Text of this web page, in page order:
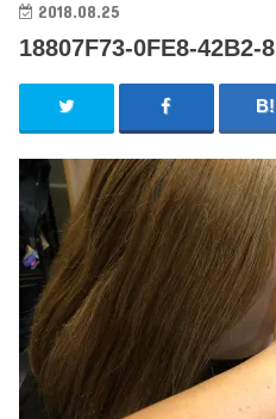
2018.08.25
18807F73-0FE8-42B2-